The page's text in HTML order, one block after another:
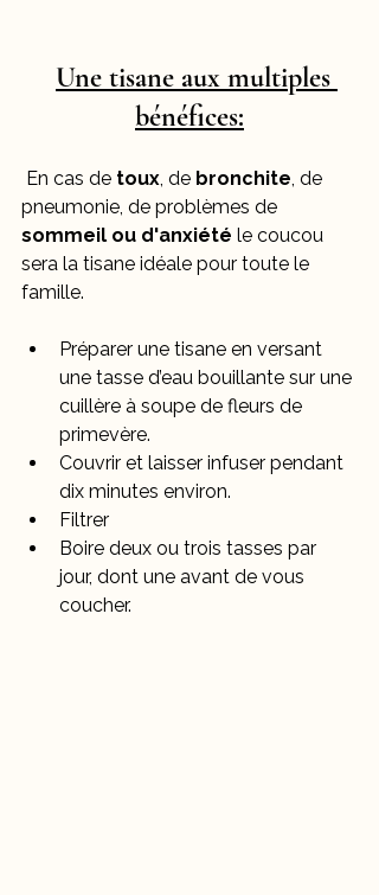
Une tisane aux multiples
bénéfices:
En cas de toux, de bronchite, de
pneumonie, de problèmes de
sommeil ou d'anxiété le coucou
sera la tisane idéale pour toute le
famille.
Préparer une tisane en versant
une tasse d’eau bouillante sur une
cuillère à soupe de fleurs de
primevère.
Couvrir et laisser infuser pendant
dix minutes environ.
Filtrer
Boire deux ou trois tasses par
jour, dont une avant de vous
coucher.